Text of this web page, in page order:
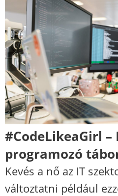
#CodeLikeaGirl –
programozó
Kevés a nő az IT
változtatni például